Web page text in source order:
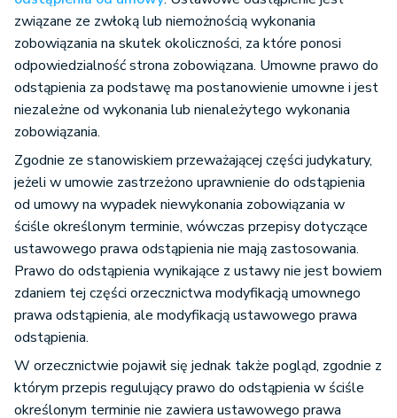
związane ze zwłoką lub niemożnością wykonania
zobowiązania na skutek okoliczności, za które ponosi
odpowiedzialność strona zobowiązana. Umowne prawo do
odstąpienia za podstawę ma postanowienie umowne i jest
niezależne od wykonania lub nienależytego wykonania
zobowiązania.
Zgodnie ze stanowiskiem przeważającej części judykatury,
jeżeli w umowie zastrzeżono uprawnienie do odstąpienia
od umowy na wypadek niewykonania zobowiązania w
ściśle określonym terminie, wówczas przepisy dotyczące
ustawowego prawa odstąpienia nie mają zastosowania.
Prawo do odstąpienia wynikające z ustawy nie jest bowiem
zdaniem tej części orzecznictwa modyfikacją umownego
prawa odstąpienia, ale modyfikacją ustawowego prawa
odstąpienia.
W orzecznictwie pojawił się jednak także pogląd, zgodnie z
którym przepis regulujący prawo do odstąpienia w ściśle
określonym terminie nie zawiera ustawowego prawa